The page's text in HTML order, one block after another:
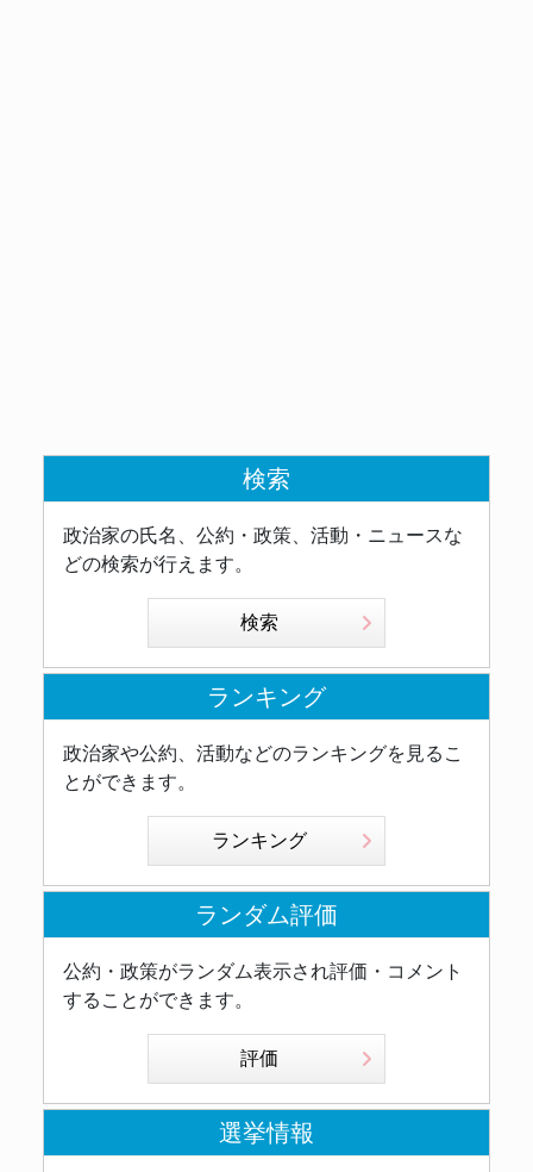
検索
政治家の氏名、公約・政策、活動・ニュースな
どの検索が行えます。
検索
ランキング
政治家や公約、活動などのランキングを見るこ
とができます。
ランキング
ランダム評価
公約・政策がランダム表示され評価・コメント
することができます。
評価
選挙情報